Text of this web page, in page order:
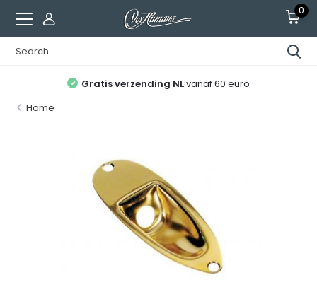
0
Gratis verzending NLvanaf 60 euro
Home